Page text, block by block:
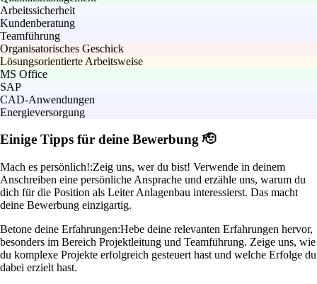
Arbeitssicherheit
Kundenberatung
Teamführung
Organisatorisches Geschick
Lösungsorientierte Arbeitsweise
MS Office
SAP
CAD-Anwendungen
Energieversorgung
Einige Tipps für deine Bewerbung 🫡
Mach es persönlich!:Zeig uns, wer du bist! Verwende in deinem
Anschreiben eine persönliche Ansprache und erzähle uns, warum du
dich für die Position als Leiter Anlagenbau interessierst. Das macht
deine Bewerbung einzigartig.
Betone deine Erfahrungen:Hebe deine relevanten Erfahrungen hervor,
besonders im Bereich Projektleitung und Teamführung. Zeige uns, wie
du komplexe Projekte erfolgreich gesteuert hast und welche Erfolge du
dabei erzielt hast.